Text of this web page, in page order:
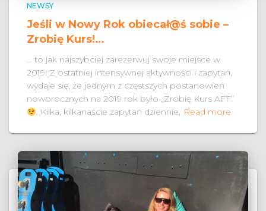
NEWSY
Jeśli w Nowy Rok obiecał@ś sobie –
Zrobię Kurs!…
… to jak najszybciej zarezerwuj swoje miejsce w
2019! Z ostatniej intensywnej aktywności i zapytań,
wydaje się, że jednym z częstszych postanowień
noworocznych na 2019 rok było „Zrobię Kurs AFF”
. Kilka, kilkanaście zapytań dziennie, Read more